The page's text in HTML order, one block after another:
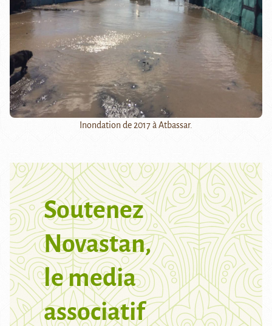
Inondation de 2017 à Atbassar.
Soutenez
Novastan,
le media
associatif